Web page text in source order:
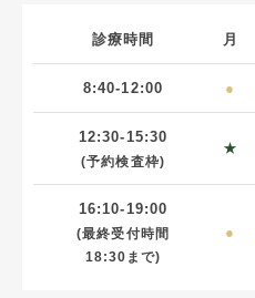
診療時間 月
8:40-12:00 ●
12:30-15:30
(予約検査枠)
★
16:10-19:00
(最終受付時間
18:30まで)
●